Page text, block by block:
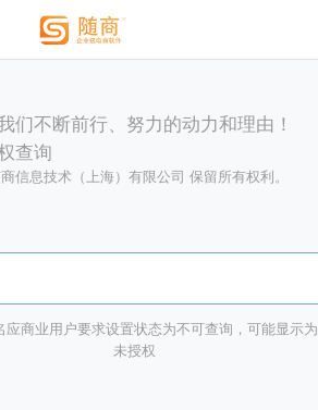
们不断前行、努力的动力和理由！
查询
信息技术（上海）有限公司 保留所有权利。
应商业用户要求设置状态为不可查询，可能显示为
未授权